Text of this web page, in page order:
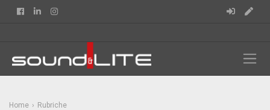
FacebookLinkedin
Home
Rubriche